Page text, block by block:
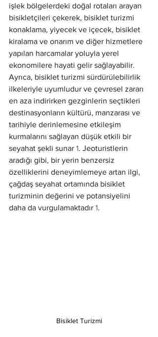
işlek bölgelerdeki doğal rotaları arayan
bisikletçileri çekerek, bisiklet turizmi
konaklama, yiyecek ve içecek, bisiklet
kiralama ve onarım ve diğer hizmetlere
yapılan harcamalar yoluyla yerel
ekonomilere hayati gelir sağlayabilir.
Ayrıca, bisiklet turizmi sürdürülebilirlik
ilkeleriyle uyumludur ve çevresel zararı
en aza indirirken gezginlerin seçtikleri
destinasyonların kültürü, manzarası ve
tarihiyle derinlemesine etkileşim
kurmalarını sağlayan düşük etkili bir
seyahat şekli sunar 1. Jeoturistlerin
aradığı gibi, bir yerin benzersiz
özelliklerini deneyimlemeye artan ilgi,
çağdaş seyahat ortamında bisiklet
turizminin değerini ve potansiyelini
daha da vurgulamaktadır 1.
Bisiklet Turizmi